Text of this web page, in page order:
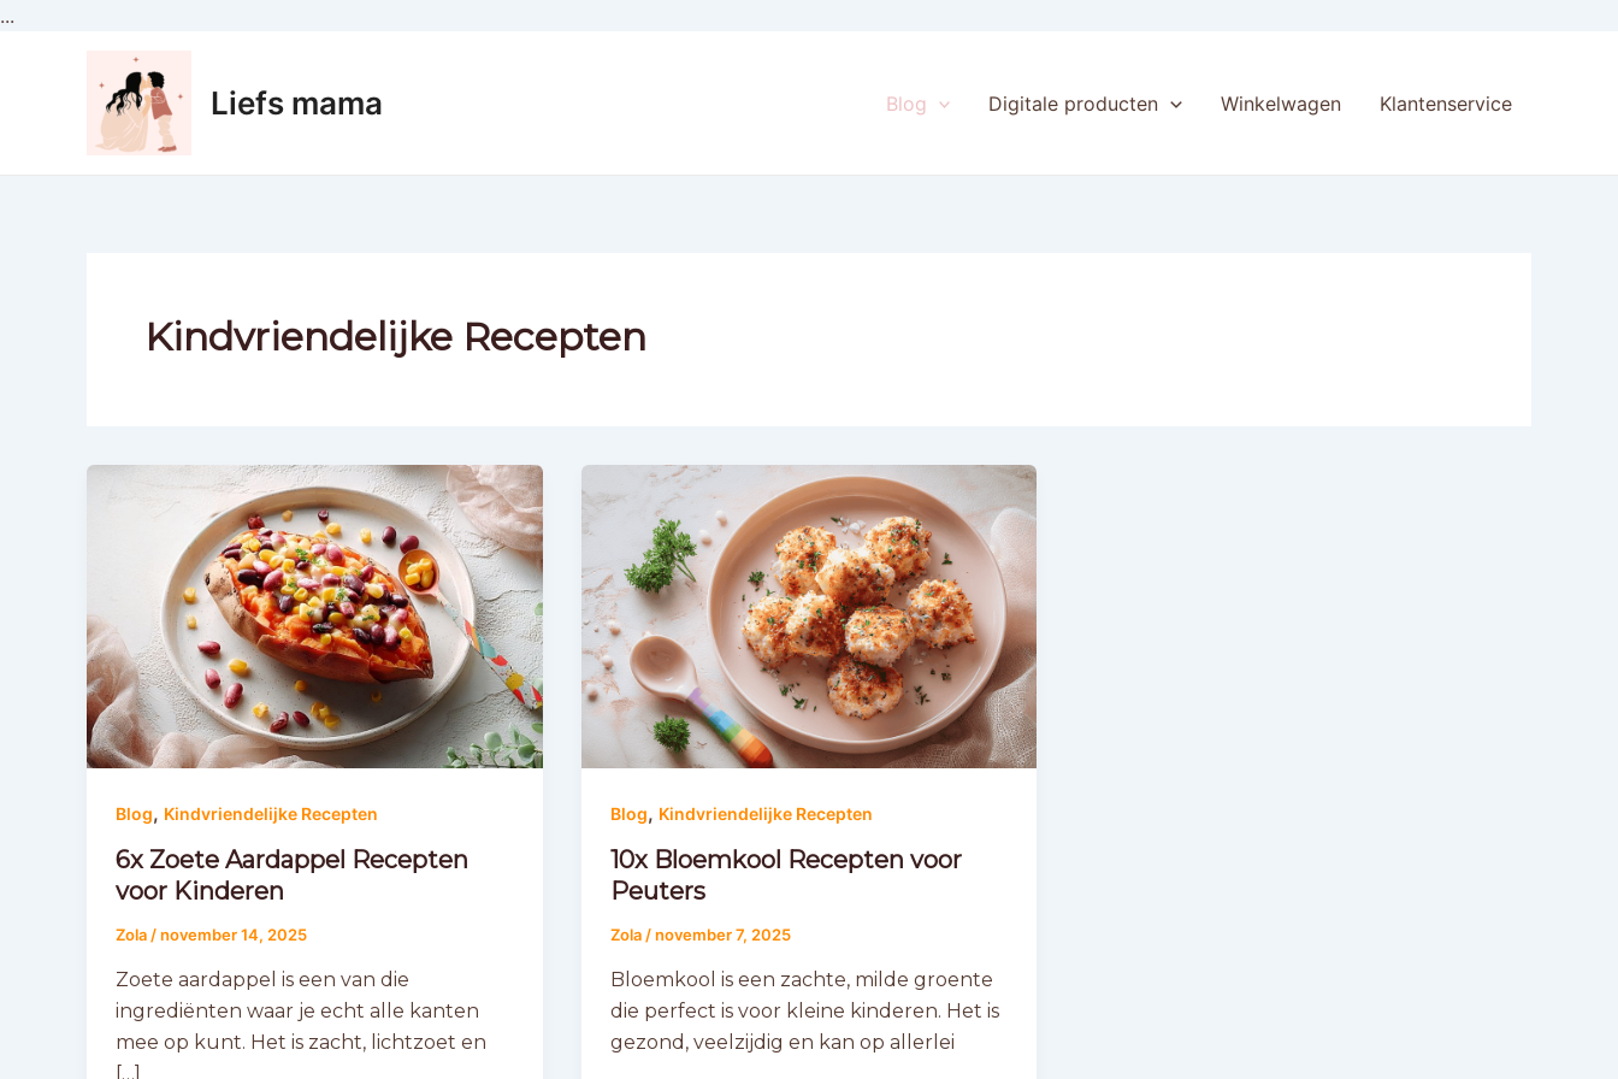
...
Liefs mama Blog Digitale producten Winkelwagen Klantenservice
Kindvriendelijke Recepten
Blog, Kindvriendelijke Recepten
6x Zoete Aardappel Recepten
voor Kinderen
Zola/november 14, 2025
Zoete aardappel is een van die
ingrediënten waar je echt alle kanten
mee op kunt. Het is zacht, lichtzoet en
[…]
Blog, Kindvriendelijke Recepten
10x Bloemkool Recepten voor
Peuters
Zola/november 7, 2025
Bloemkool is een zachte, milde groente
die perfect is voor kleine kinderen. Het is
gezond, veelzijdig en kan op allerlei